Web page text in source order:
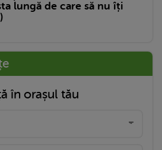
lungă de care să nu îți
în orașul tău